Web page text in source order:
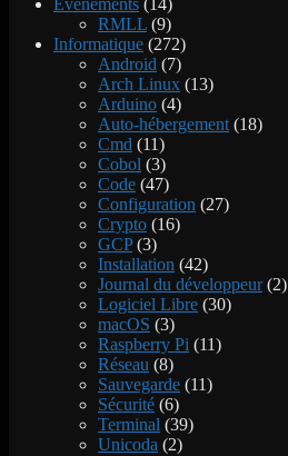
Evénements (14)
RMLL (9)
Informatique (272)
Android (7)
Arch Linux (13)
Arduino (4)
Auto-hébergement (18)
Cmd (11)
Cobol (3)
Code (47)
Configuration (27)
Crypto (16)
GCP(3)
Installation (42)
Journal du développeur(2)
Logiciel Libre (30)
macOS (3)
Raspberry Pi (11)
Réseau (8)
Sauvegarde (11)
Sécurité (6)
Terminal (39)
Unicoda (2)